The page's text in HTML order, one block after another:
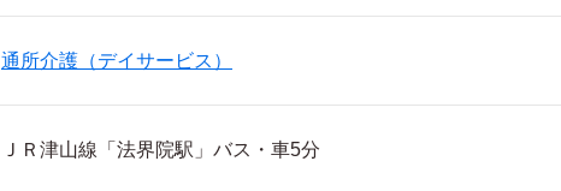
通所介護（デイサービス）
ＪＲ津山線「法界院駅」バス・車5分